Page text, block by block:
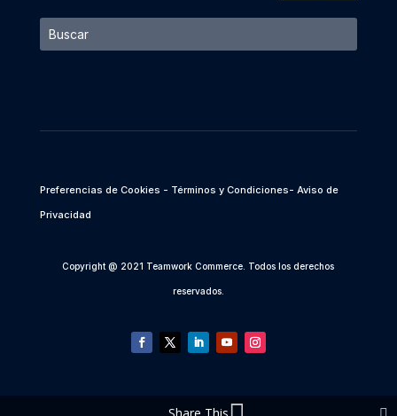
Preferencias de Cookies - Términos y Condiciones- Aviso de
Privacidad
Copyright @ 2021 Teamwork Commerce. Todos los derechos
reservados.